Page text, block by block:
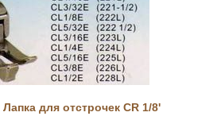
Лапка для отстрочек CR 1/8'